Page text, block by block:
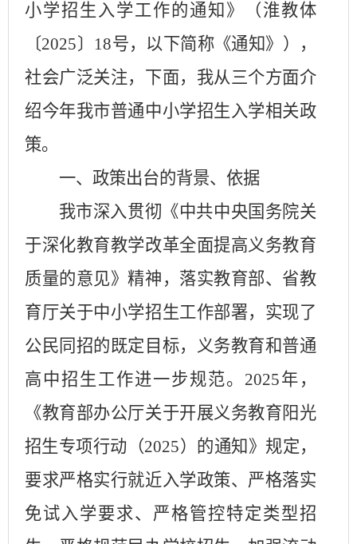
小学招生入学工作的通知》（淮教体
〔2025〕 18号，以下简称《通知》），
社会广泛关注，下面，我从三个方面介
绍今年我市普通中小学招生入学相关政
策。
一、政策出台的背景、依据
我市深入贯彻《中共中央国务院关
于深化教育教学改革全面提高义务教育
质量的意见》精神，落实教育部、省教
育厅关于中小学招生工作部署，实现了
公民同招的既定目标，义务教育和普通
高中招生工作进一步规范。 2025年，
《教育部办公厅关于开展义务教育阳光
招生专项行动（2025）的通知》规定，
要求严格实行就近入学政策、严格落实
免试入学要求、严格管控特定类型招